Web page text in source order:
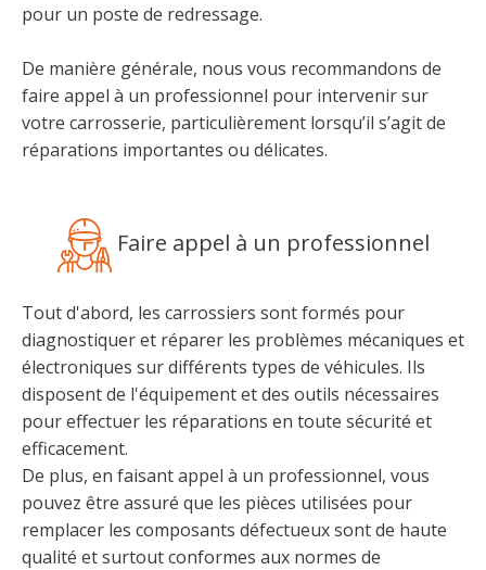
pour un poste de redressage.
De manière générale, nous vous recommandons de
faire appel à un professionnel pour intervenir sur
votre carrosserie, particulièrement lorsqu’il s’agit de
réparations importantes ou délicates.
Faire appel à un professionnel
Tout d'abord, les carrossiers sont formés pour
diagnostiquer et réparer les problèmes mécaniques et
électroniques sur différents types de véhicules. Ils
disposent de l'équipement et des outils nécessaires
pour effectuer les réparations en toute sécurité et
efficacement.
De plus, en faisant appel à un professionnel, vous
pouvez être assuré que les pièces utilisées pour
remplacer les composants défectueux sont de haute
qualité et surtout conformes aux normes de